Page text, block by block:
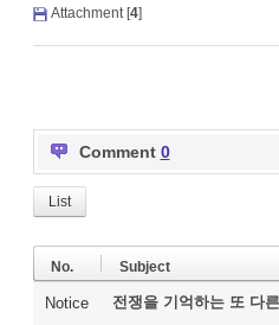
Attachment [4]
Comment 0
List
No. Subject
Notice 전쟁을 기억하는 또 다